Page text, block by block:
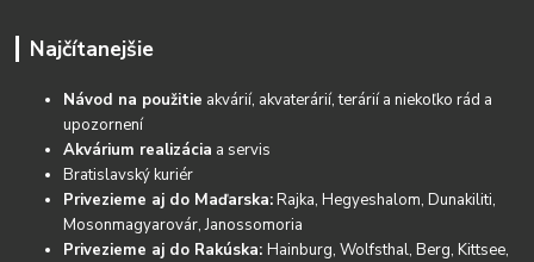
Najčítanejšie
Návod na použitie akvárií, akvaterárií, terárií a niekoľko rád a
upozornení
Akvárium realizácia a servis
Bratislavský kuriér
Privezieme aj do Maďarska:Rajka, Hegyeshalom, Dunakiliti,
Mosonmagyarovár, Janossomoria
Privezieme aj do Rakúska:Hainburg, Wolfsthal, Berg, Kittsee,